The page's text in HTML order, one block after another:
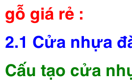
gỗ giá rẻ :
2.1 Cửa nhựa
Cấu tạo cửa